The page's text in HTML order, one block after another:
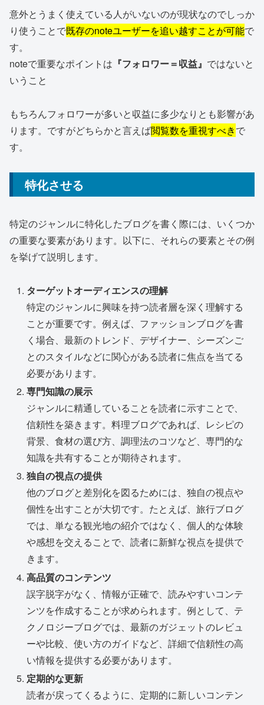
意外とうまく使えている人がいないのが現状なのでしっか
り使うことで既存のnoteユーザーを追い越すことが可能で
す。
noteで重要なポイントは 『フォロワー＝収益』 ではないと
いうこと
もちろんフォロワーが多いと収益に多少なりとも影響があ
ります。ですがどちらかと言えば閲覧数を重視すべきで
す。
特化させる
特定のジャンルに特化したブログを書く際には、いくつか
の重要な要素があります。以下に、それらの要素とその例
を挙げて説明します。
ターゲットオーディエンスの理解
特定のジャンルに興味を持つ読者層を深く理解する
ことが重要です。例えば、ファッションブログを書
く場合、最新のトレンド、デザイナー、シーズンご
とのスタイルなどに関心がある読者に焦点を当てる
必要があります。
専門知識の展示
ジャンルに精通していることを読者に示すことで、
信頼性を築きます。料理ブログであれば、レシピの
背景、食材の選び方、調理法のコツなど、専門的な
知識を共有することが期待されます。
独自の視点の提供
他のブログと差別化を図るためには、独自の視点や
個性を出すことが大切です。たとえば、旅行ブログ
では、単なる観光地の紹介ではなく、個人的な体験
や感想を交えることで、読者に新鮮な視点を提供で
きます。
高品質のコンテンツ
誤字脱字がなく、情報が正確で、読みやすいコンテ
ンツを作成することが求められます。例として、テ
クノロジーブログでは、最新のガジェットのレビュ
ーや比較、使い方のガイドなど、詳細で信頼性の高
い情報を提供する必要があります。
定期的な更新
読者が戻ってくるように、定期的に新しいコンテン